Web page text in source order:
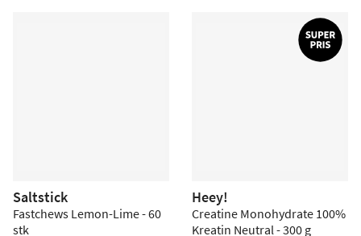
Saltstick
Fastchews Lemon-Lime - 60
stk
Heey!
Creatine Monohydrate 100%
Kreatin Neutral - 300 g